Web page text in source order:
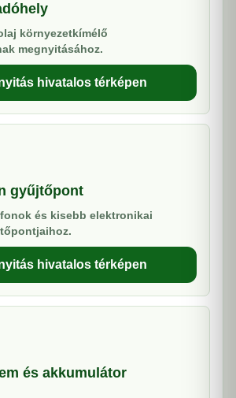
környezetkímélő
megnyitásához.
hivatalos térképen
gyűjtőpont
és kisebb elektronikai
hivatalos térképen
és akkumulátor